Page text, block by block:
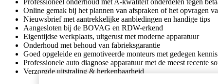
Professioneel onderhoud met A-kwaliteit onderdelen tegen
Online gemak bij het plannen van afspraken of het opvragen
Nieuwsbrief met aantrekkelijke aanbiedingen en handige tips
Aangesloten bij de BOVAG en RDW-erkend
Eigentijdse werkplaats, uitgerust met moderne apparatuur
Onderhoud met behoud van fabrieksgarantie
Goed opgeleide en gemotiveerde monteurs met gedegen
Professionele auto diagnose apparatuur met de meest recente
Verzorgde uitstraling & herkenbaarheid